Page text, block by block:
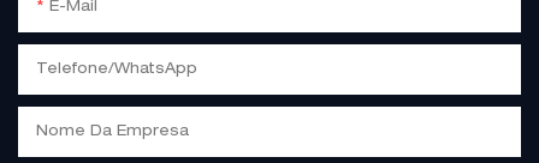
E-Mail
Telefone/WhatsApp
Nome Da Empresa